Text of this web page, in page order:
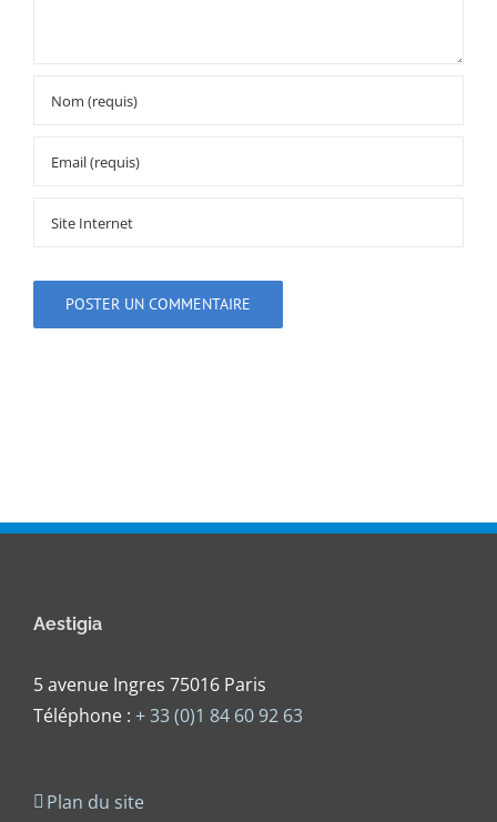
Aestigia
5 avenue Ingres 75016 Paris
Téléphone : + 33 (0)1 84 60 92 63
Plan du site